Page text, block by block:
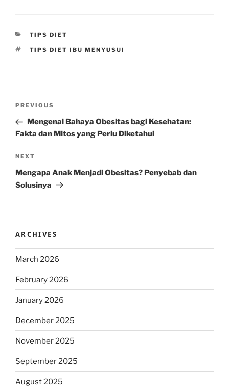
CATEGORIES
TIPS DIET
TAGS
TIPS DIET IBU MENYUSUI
Previous
Post
PREVIOUS
Mengenal Bahaya Obesitas bagi Kesehatan:
Fakta dan Mitos yang Perlu Diketahui
Next
Post
NEXT
Mengapa Anak Menjadi Obesitas? Penyebab dan
Solusinya
ARCHIVES
March 2026
February 2026
January 2026
December 2025
November 2025
September 2025
August 2025